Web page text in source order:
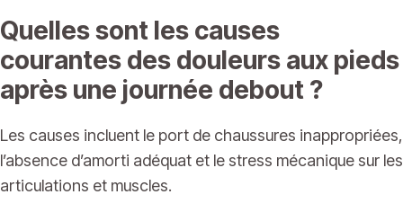
Quelles sont les causes
courantes des douleurs aux pieds
après une journée debout ?
Les causes incluent le port de chaussures inappropriées,
l’absence d’amorti adéquat et le stress mécanique sur les
articulations et muscles.